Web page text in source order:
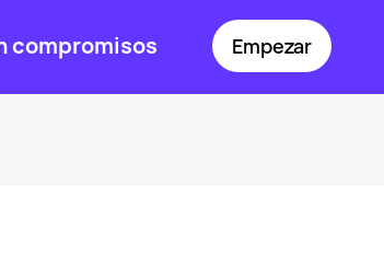
compromisos Empezar